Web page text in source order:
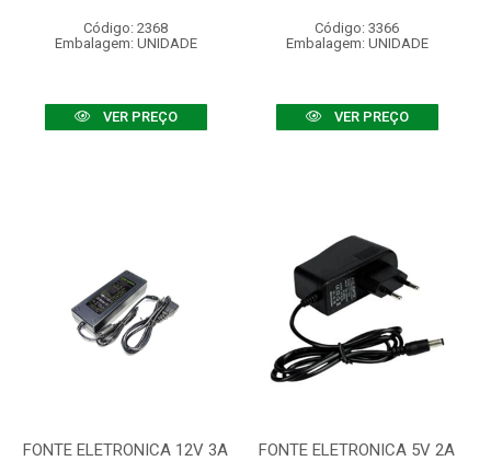
Código: 2368
Embalagem: UNIDADE
VER PREÇO
Código: 3366
Embalagem: UNIDADE
VER PREÇO
FONTE ELETRONICA 12V 3A FONTE ELETRONICA 5V 2A